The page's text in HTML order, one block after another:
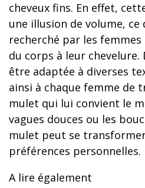
cheveux fins. En effet,
une illusion de volume, ce
recherché par les
du corps à leur chevelure.
être adaptée à diverses
ainsi à chaque femme de
mulet qui lui convient le
vagues douces ou les
mulet peut se
préférences personnelles.
A lire également